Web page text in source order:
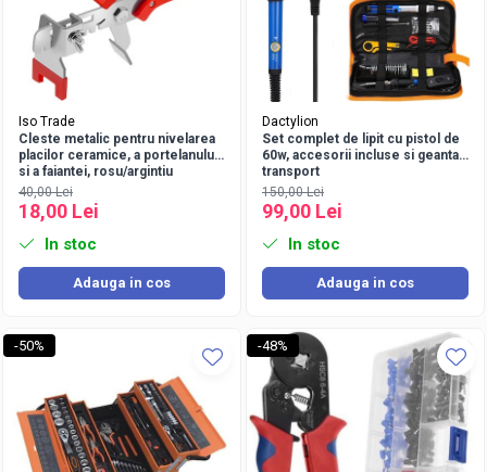
Iso Trade
Cleste metalic pentru nivelarea
placilor ceramice, a portelanului
si a faiantei, rosu/argintiu
40,00 Lei
18,00 Lei
In stoc
Adauga in cos
Dactylion
Set complet de lipit cu pistol de
60w, accesorii incluse si geanta
transport
150,00 Lei
99,00 Lei
In stoc
Adauga in cos
-50% -48%